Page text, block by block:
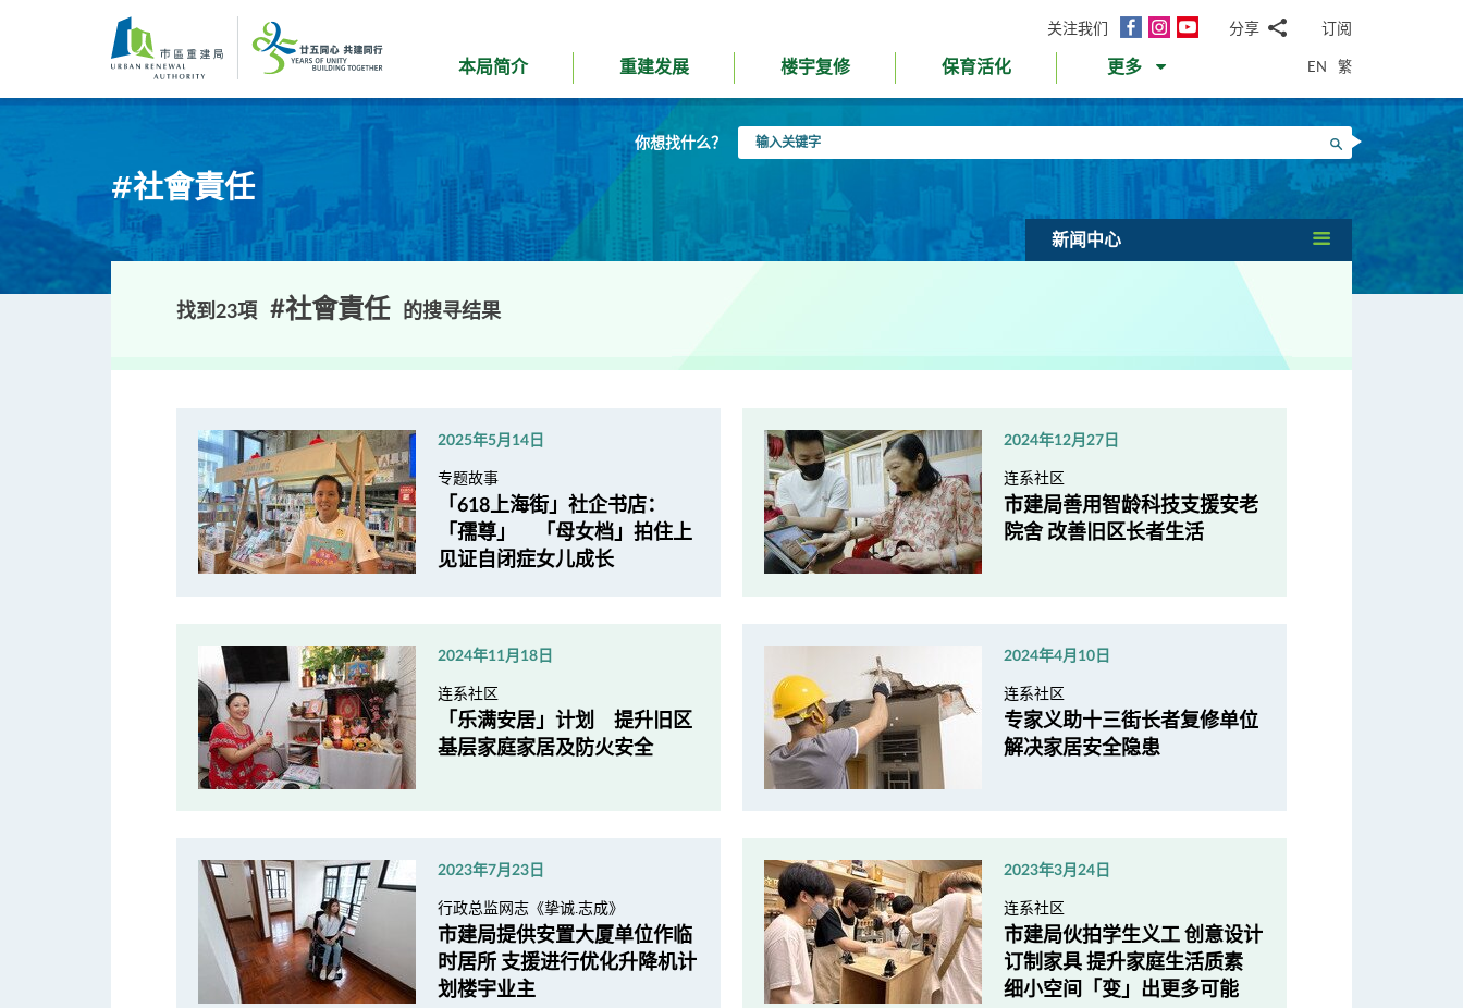
内
关注我们
面
InstagramYouTube分享
邮WhatsApp
微
信
面
书Twitter
LinkedIn
微
博
订阅
本局简介 重建发展 楼宇复修 保育活化 更多 EN 繁
你想找什么？
入
字
搜寻
#社會責任
新闻中心
找到23項 #社會責任 的搜寻结果
2025年5月14日
专题故事
「618上海街」社企书店：
「孺尊」 「母女档」拍住上
见证自闭症女儿成长
2024年12月27日
连系社区
市建局善用智龄科技支援安老
院舍 改善旧区长者生活
2024年11月18日
连系社区
「乐满安居」计划 提升旧区
基层家庭家居及防火安全
2024年4月10日
连系社区
专家义助十三街长者复修单位
解决家居安全隐患
2023年7月23日
行政总监网志《挚诚.志成》
市建局提供安置大厦单位作临
时居所 支援进行优化升降机计
划楼宇业主
2023年3月24日
连系社区
市建局伙拍学生义工 创意设计
订制家具 提升家庭生活质素
细小空间「变」出更多可能